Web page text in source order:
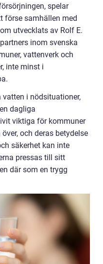
spelar
förse samhällen med
utvecklats av Rolf E.
inom svenska
vattenverk och
inte minst i
i nödsituationer,
dagliga
viktiga för kommuner
och deras betydelse
säkerhet kan inte
pressas till sitt
där som en trygg